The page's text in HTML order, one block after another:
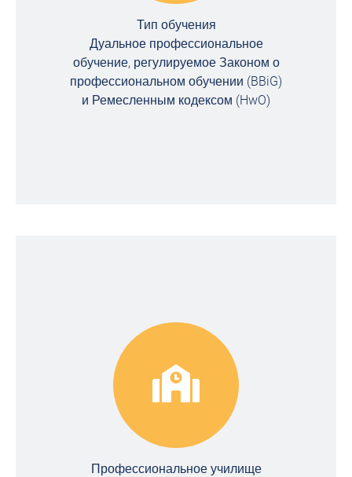
Тип обучения
Дуальное профессиональное
обучение, регулируемое Законом о
профессиональном обучении (BBiG)
и Ремесленным кодексом (HwO)
Профессиональное училище